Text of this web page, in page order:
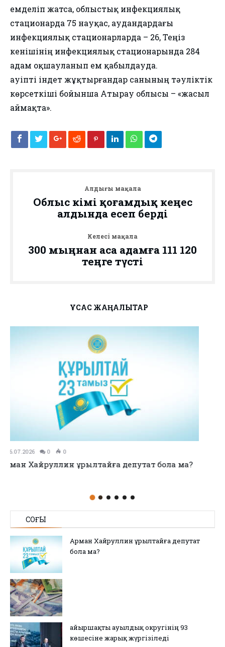
емделіп жатса, облыстық инфекциялық
стационарда 75 науқас, аудандардағы
инфекциялық стационарларда – 26, Теңіз
кенішінің инфекциялық стационарында 284
адам оқшауланып ем қабылдауда.
Қауіпті індет жұқтырғандар санының тәуліктік
көрсеткіші бойынша Атырау облысы – «жасыл
аймақта».
Алдыңғы мақала
Облыс әкімі қоғамдық кеңес
алдында есеп берді
Келесі мақала
300 мыңнан аса адамға 111 120
теңге түсті
ҰҚСАС ЖАҢАЛЫҚТАР
11.07.2026 0
no title
СОҢҒЫ
Арман Хайруллин Құрылтайға депутат
бола ма?
Қайыршақты ауылдық округінің 93
көшесіне жарық жүргізіледі